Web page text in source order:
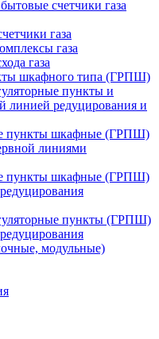
счетчики газа
газа
газа
газа
шкафного типа (ГРПШ)
пункты и
линией редуцирования и
пункты шкафные (ГРПШ)
линиями
пункты шкафные (ГРПШ)
пункты (ГРПШ)
модульные)